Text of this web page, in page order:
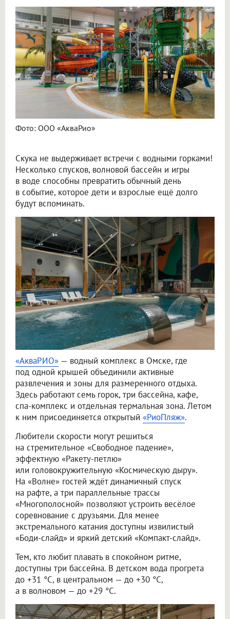
Фото: ООО «АкваРио»
Скука не выдерживает встречи с водными горками!
Несколько спусков, волновой бассейн и игры
в воде способны превратить обычный день
в событие, которое дети и взрослые ещё долго
будут вспоминать.
«АкваРИО» — водный комплекс в Омске, где
под одной крышей объединили активные
развлечения и зоны для размеренного отдыха.
Здесь работают семь горок, три бассейна, кафе,
спа-комплекс и отдельная термальная зона. Летом
к ним присоединяется открытый «РиоПляж».
Любители скорости могут решиться
на стремительное «Свободное падение»,
эффектную «Ракету-петлю»
или головокружительную «Космическую дыру».
На «Волне» гостей ждёт динамичный спуск
на рафте, а три параллельные трассы
«Многополосной» позволяют устроить весёлое
соревнование с друзьями. Для менее
экстремального катания доступны извилистый
«Боди-слайд» и яркий детский «Компакт-слайд».
Тем, кто любит плавать в спокойном ритме,
доступны три бассейна. В детском вода прогрета
до +31 °C, в центральном — до +30 °C,
а в волновом — до +29 °C.